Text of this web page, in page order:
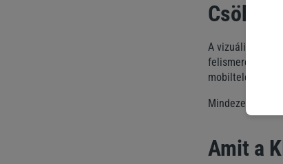
A vizuális és
felismeréséhez
mobiltelefont
Mindezek a
Amit a